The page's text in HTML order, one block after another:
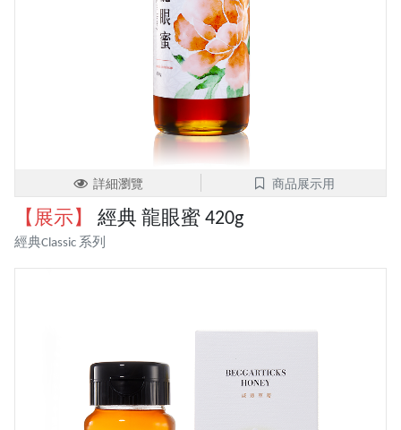
詳細瀏覽 商品展示用
【展示】 經典 龍眼蜜 420g
經典Classic 系列